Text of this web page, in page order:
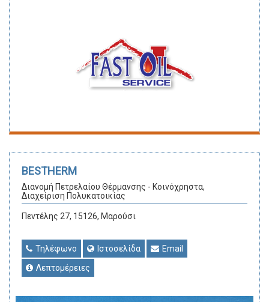
BESTHERM
Διανομή Πετρελαίου Θέρμανσης - Κοινόχρηστα,
Διαχείριση Πολυκατοικίας
Πεντέλης 27, 15126, Μαρούσι
Τηλέφωνο Ιστοσελίδα
Email
Λεπτομέρειες